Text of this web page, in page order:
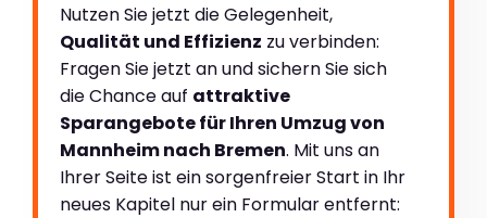
Nutzen Sie jetzt die Gelegenheit,
Qualität und Effizienz zu verbinden:
Fragen Sie jetzt an und sichern Sie sich
die Chance auf attraktive
Sparangebote für Ihren Umzug von
Mannheim nach Bremen. Mit uns an
Ihrer Seite ist ein sorgenfreier Start in Ihr
neues Kapitel nur ein Formular entfernt: